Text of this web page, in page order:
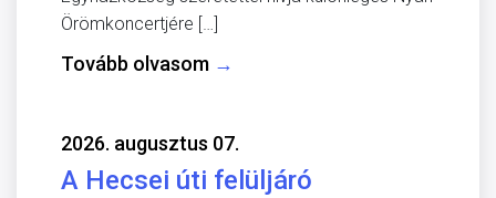
Örömkoncertjére […]
Tovább olvasom →
2026. augusztus 07.
A Hecsei úti felüljáró